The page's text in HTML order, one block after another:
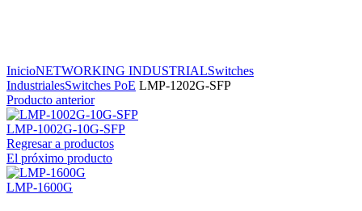
InicioNETWORKING INDUSTRIALSwitches
IndustrialesSwitches PoE LMP-1202G-SFP
Producto anterior
LMP-1002G-10G-SFP
Regresar a productos
El próximo producto
LMP-1600G